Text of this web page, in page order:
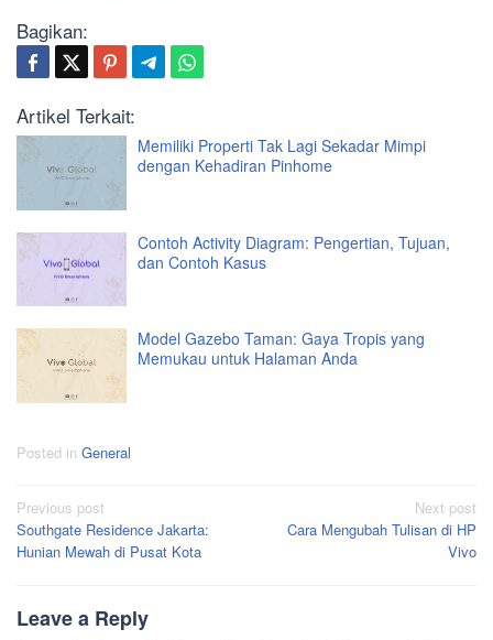
Bagikan:
Artikel Terkait:
Memiliki Properti Tak Lagi Sekadar Mimpi
dengan Kehadiran Pinhome
Contoh Activity Diagram: Pengertian, Tujuan,
dan Contoh Kasus
Model Gazebo Taman: Gaya Tropis yang
Memukau untuk Halaman Anda
Posted in General
Post
navigation
Previous post
Southgate Residence Jakarta:
Hunian Mewah di Pusat Kota
Next post
Cara Mengubah Tulisan di HP
Vivo
Leave a Reply